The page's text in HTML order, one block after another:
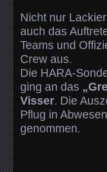
Nicht nur
auch das
Teams und
Crew aus.
Die HARA-
ging an das
Visser. Die
Pflug in
genommen.